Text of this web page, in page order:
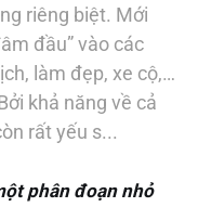
riêng biệt. Mới
đầu” vào các
làm đẹp, xe cộ,…
khả năng về cả
rất yếu s...
phân đoạn nhỏ